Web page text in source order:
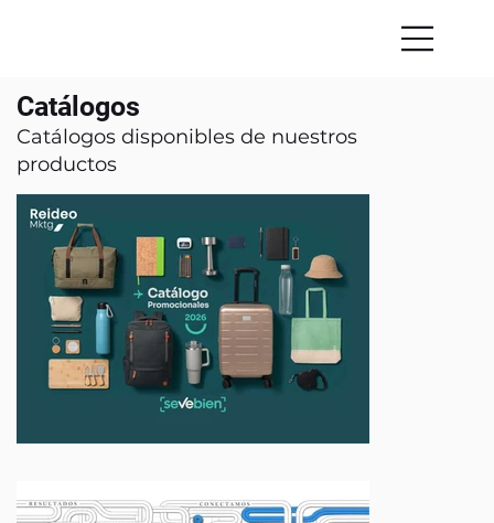
Catálogos
Catálogos disponibles de nuestros
productos